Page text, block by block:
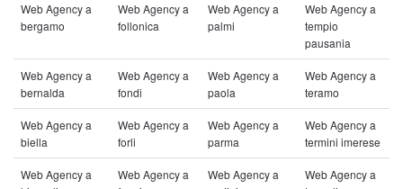
Web Agency a
bergamo
Web Agency a
follonica
Web Agency a
palmi
Web Agency a
tempio
pausania
Web Agency a
bernalda
Web Agency a
fondi
Web Agency a
paola
Web Agency a
teramo
Web Agency a
biella
Web Agency a
forli
Web Agency a
parma
Web Agency a
termini imerese
Web Agency a
Web Agency a
Web Agency a
Web Agency a